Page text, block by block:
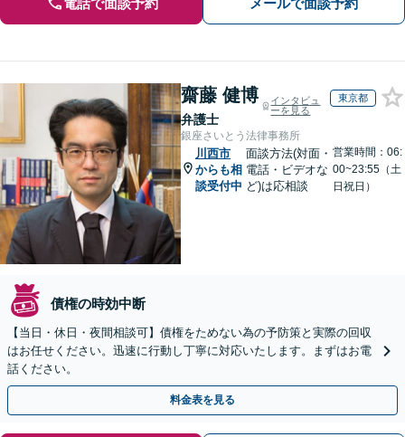
齋藤 健博
弁護士
インタビュ
ーを見る
東京都
銀座さいとう法律事務所
川西市
からも相
談受付中
面談方法(対面・
電話・ビデオな
ど)は応相談
営業時間：06:
00~23:55（土
日祝日）
債権の時効中断
【当日・休日・夜間相談可】債権をためない為の予防策と実際の回収
はお任せください。迅速に行動し丁寧に対応いたします。まずはお電
話ください。
料金表を見る